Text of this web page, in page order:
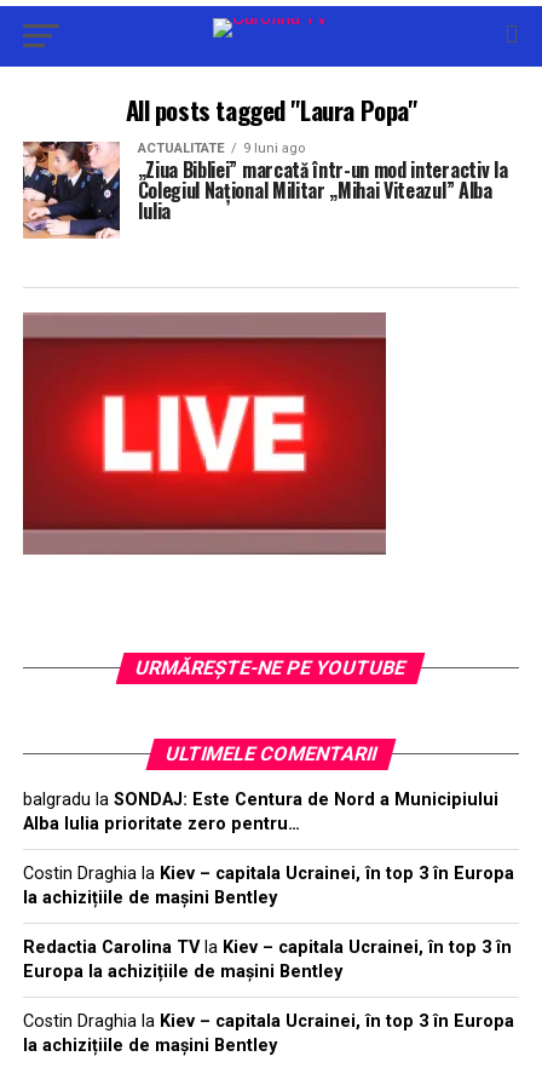
All posts tagged "Laura Popa"
ACTUALITATE 9 luni ago
„Ziua Bibliei” marcată într-un mod interactiv la
Colegiul Național Militar „Mihai Viteazul” Alba
Iulia
URMĂREŞTE-NE PE YOUTUBE
ULTIMELE COMENTARII
balgradu la SONDAJ: Este Centura de Nord a Municipiului
Alba Iulia prioritate zero pentru…
Costin Draghiala Kiev – capitala Ucrainei, în top 3 în Europa
la achizițiile de mașini Bentley
Redactia Carolina TVla Kiev – capitala Ucrainei, în top 3 în
Europa la achizițiile de mașini Bentley
Costin Draghiala Kiev – capitala Ucrainei, în top 3 în Europa
la achizițiile de mașini Bentley